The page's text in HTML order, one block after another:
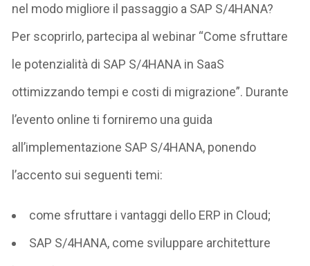
nel modo migliore il passaggio a SAP S/4HANA?
Per scoprirlo, partecipa al webinar “Come sfruttare
le potenzialità di SAP S/4HANA in SaaS
ottimizzando tempi e costi di migrazione”. Durante
l’evento online ti forniremo una guida
all’implementazione SAP S/4HANA, ponendo
l’accento sui seguenti temi:
come sfruttare i vantaggi dello ERP in Cloud;
SAP S/4HANA, come sviluppare architetture